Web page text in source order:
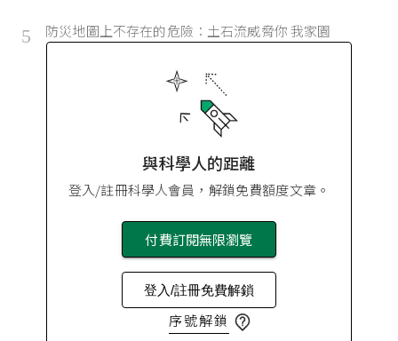
5 防災地圖上不存在的危險：土石流威脅你 我家園
與科學人的距離
登入/註冊科學人會員，解鎖免費額度文章。
付費訂閱無限瀏覽
登入/註冊免費解鎖
序號解鎖